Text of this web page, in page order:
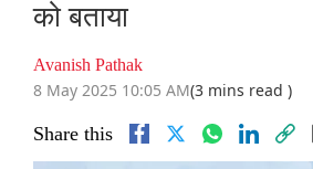
को बताया
Avanish Pathak
8 May 2025 10:05 AM(3 mins read )
Share this